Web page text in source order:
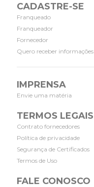
CADASTRE-SE
Franqueado
Franqueador
Fornecedor
Quero receber informações
IMPRENSA
Envie uma matéria
TERMOS LEGAIS
Contrato fornecedores
Política de privacidade
Segurança de Certificados
Termos de Uso
FALE CONOSCO